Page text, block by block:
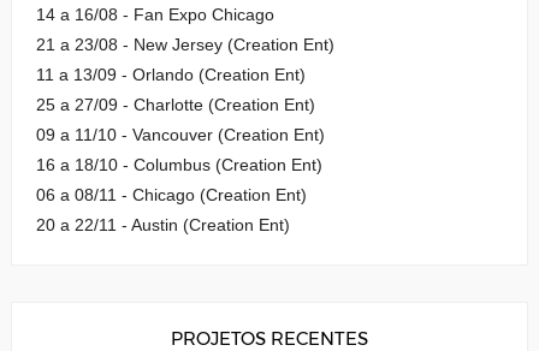
14 a 16/08 - Fan Expo Chicago
21 a 23/08 - New Jersey (Creation Ent)
11 a 13/09 - Orlando (Creation Ent)
25 a 27/09 - Charlotte (Creation Ent)
09 a 11/10 - Vancouver (Creation Ent)
16 a 18/10 - Columbus (Creation Ent)
06 a 08/11 - Chicago (Creation Ent)
20 a 22/11 - Austin (Creation Ent)
PROJETOS RECENTES